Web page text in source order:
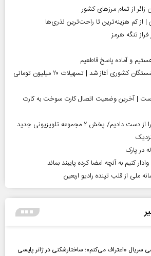
| از کم هزینه‌ترین تا راحت‌ترین نذری‌ها
و آماده پاسخ قاطعیم
ثبت‌نام وام اربعین بازنشستگان کشوری آغاز شد | تسهیلات ۲۰ میلیون تومانی
پابرجاست | آخرین وضعیت اتصال کارت سوخت به کارت
هنرمند منحصر‌به‌فردی را از دست دادیم/ پخش ۲ مجموعه تلویزیونی جدید
کنیم به آنچه امضا کرده پایبند بماند
ملی از قلب تپنده رادیو اربعین
سریال «اعتراف می‌کنم»؛ ساختارشکنی در ژانر پلیسی